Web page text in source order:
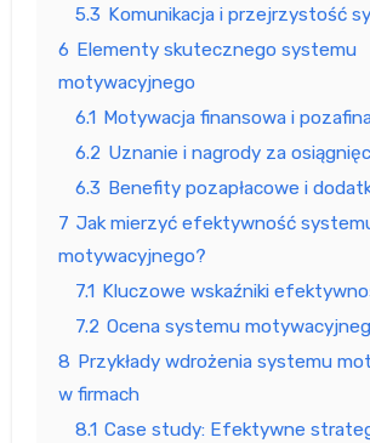
5.3 Komunikacja i przejrzystość
6 Elementy skutecznego systemu
motywacyjnego
6.1 Motywacja finansowa i
6.2 Uznanie i nagrody za
6.3 Benefity pozapłacowe i
7 Jak mierzyć efektywność
motywacyjnego?
7.1 Kluczowe wskaźniki
7.2 Ocena systemu
8 Przykłady wdrożenia systemu
w firmach
8.1 Case study: Efektywne